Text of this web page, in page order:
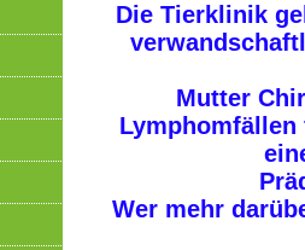
Die Tierklinik
Mutter
Wer mehr